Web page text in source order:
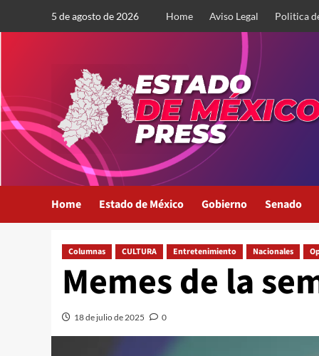
5 de agosto de 2026 Home Aviso Legal Politica
Home Estado de México Gobierno Senado
Columnas CULTURA Entretenimiento Nacionales
Memes de la
18 de julio de 2025 0